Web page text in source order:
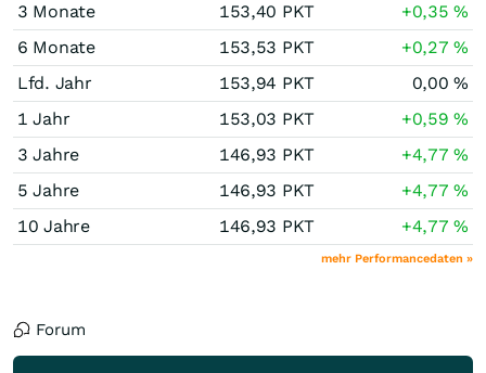
3 Monate
153,40 PKT +0,35%
6 Monate
153,53 PKT +0,27%
Lfd. Jahr
153,94 PKT 0,00%
1 Jahr
153,03 PKT +0,59%
3 Jahre
146,93 PKT +4,77%
5 Jahre
146,93 PKT +4,77%
10 Jahre
146,93 PKT +4,77%
mehr Performancedaten »
Forum